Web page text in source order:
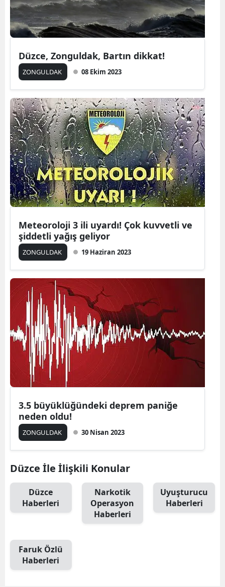
Düzce, Zonguldak, Bartın dikkat!
ZONGULDAK 08 Ekim 2023
Meteoroloji 3 ili uyardı! Çok kuvvetli ve
şiddetli yağış geliyor
ZONGULDAK 19 Haziran 2023
3.5 büyüklüğündeki deprem paniğe
neden oldu!
ZONGULDAK 30 Nisan 2023
Düzce İle İlişkili Konular
Düzce
Haberleri
Narkotik
Operasyon
Haberleri
Uyuşturucu
Haberleri
Faruk Özlü
Haberleri